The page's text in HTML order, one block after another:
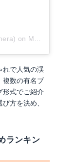
on May 8, 2018 at 3:16pm PDT
れで人気の渓
複数の有名ブ
形式でご紹介
方を決め、
ランキン